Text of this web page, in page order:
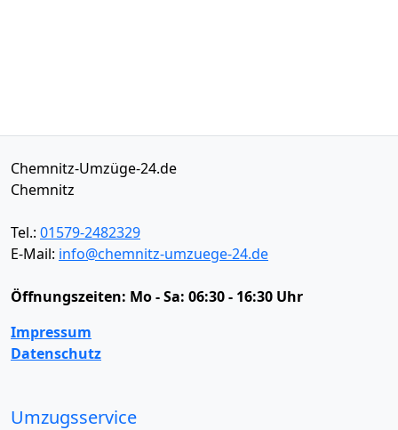
Chemnitz-Umzüge-24.de
Chemnitz
Tel.: 01579-2482329
E-Mail: info@chemnitz-umzuege-24.de
Öffnungszeiten: Mo - Sa: 06:30 - 16:30 Uhr
Impressum
Datenschutz
Umzugsservice